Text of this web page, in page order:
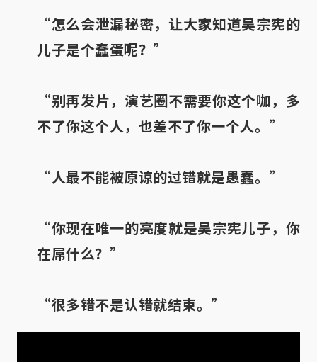
“怎么会泄漏秘密，让大家知道吴宗宪的
儿子是个蠢蛋呢？”
“别再发片，演艺圈不需要你这个咖，多
不了你这个人，也差不了你一个人。”
“人最不能被原谅的过错就是愚蠢。”
“你现在唯一的亮度就是吴宗宪儿子，你
在屌什么？”
“很多错不是认错就结束。”